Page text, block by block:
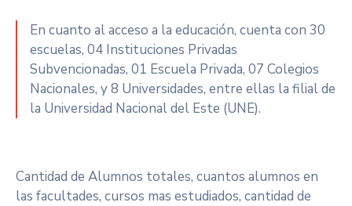
En cuanto al acceso a la educación, cuenta con 30
escuelas, 04 Instituciones Privadas
Subvencionadas, 01 Escuela Privada, 07 Colegios
Nacionales, y 8 Universidades, entre ellas la filial de
la Universidad Nacional del Este (UNE).
Cantidad de Alumnos totales, cuantos alumnos en
las facultades, cursos mas estudiados, cantidad de